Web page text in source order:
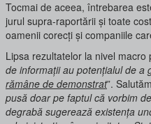
Tocmai de aceea, întrebarea
jurul supra-raportării și toate
oamenii corecți și companiile
Lipsa rezultatelor la nivel
de informații au potențialul de
rămâne de demonstrat”.
pusă doar pe faptul că vorbim
degrabă sugerează existența